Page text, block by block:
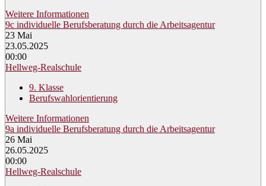
Weitere Informationen
9c individuelle Berufsberatung durch die Arbeitsagentur
23 Mai
23.05.2025
00:00
Hellweg-Realschule
9. Klasse
Berufswahlorientierung
Weitere Informationen
9a individuelle Berufsberatung durch die Arbeitsagentur
26 Mai
26.05.2025
00:00
Hellweg-Realschule